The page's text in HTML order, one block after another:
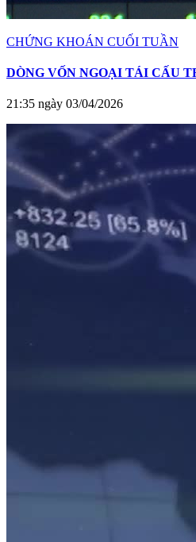
CHỨNG KHOÁN CUỐI TUẦN
DÒNG VỐN NGOẠI TÁI CẤU
21:35 ngày 03/04/2026